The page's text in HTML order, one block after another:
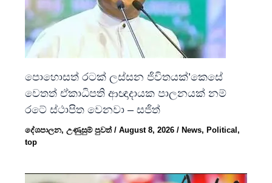
පොහොසත් රටක් ලස්සන ජිවිතයක්’කෙසේ
වෙතත් ඒකාධිපති ආඥාදායක පාලනයක් නම්
රටේ ස්ථාපිත වෙනවා – සජිත්
දේශපාලන,උණුසුම් පුවත්/August 8, 2026/News,Political,
top